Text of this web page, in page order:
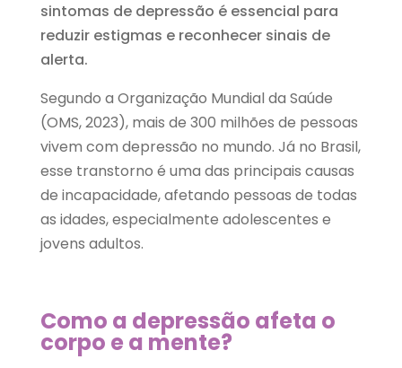
sintomas de depressão é essencial para
reduzir estigmas e reconhecer sinais de
alerta.
Segundo a Organização Mundial da Saúde
(OMS, 2023), mais de 300 milhões de pessoas
vivem com depressão no mundo. Já no Brasil,
esse transtorno é uma das principais causas
de incapacidade, afetando pessoas de todas
as idades, especialmente adolescentes e
jovens adultos.
Como a depressão afeta o
corpo e a mente?